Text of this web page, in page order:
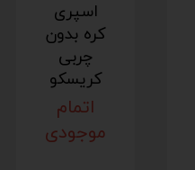
اسپری
کره بدون
چربی
کریسکو
اتمام
موجودی